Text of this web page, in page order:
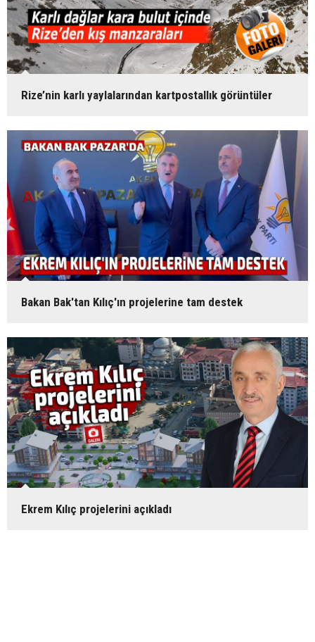
Rize’nin karlı yaylalarından kartpostallık görüntüler
Bakan Bak'tan Kılıç'ın projelerine tam destek
Ekrem Kılıç projelerini açıkladı